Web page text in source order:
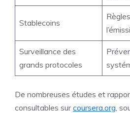
Stablecoins
Surveillance des
grands protocoles
De nombreuses études et
consultables surcoursera.org ,